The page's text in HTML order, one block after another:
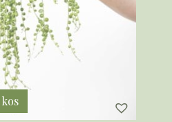
kos